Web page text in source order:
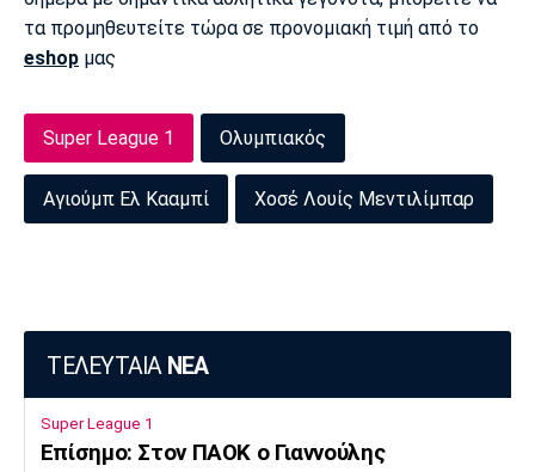
τα προμηθευτείτε τώρα σε προνομιακή τιμή από το
eshop μας
Super League 1 Ολυμπιακός
Αγιούμπ Ελ Κααμπί Χοσέ Λουίς Μεντιλίμπαρ
ΤΕΛΕΥΤΑΙΑ ΝΕΑ
Super League 1
Επίσημο: Στον ΠΑΟΚ ο Γιαννούλης